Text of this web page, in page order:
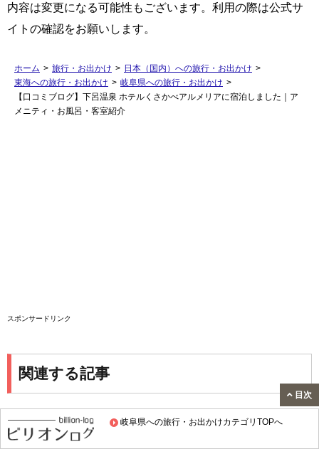
岐阜県への旅行・お出かけカテゴリTOPへ
内容は変更になる可能性もございます。利用の際は公式サ
イトの確認をお願いします。
ホーム > 旅行・お出かけ > 日本（国内）への旅行・お出かけ >
東海への旅行・お出かけ > 岐阜県への旅行・お出かけ >
【口コミブログ】下呂温泉 ホテルくさかべアルメリアに宿泊しました｜ア
メニティ・お風呂・客室紹介
スポンサードリンク
関連する記事
道の駅「ロック・ガーデン ひちそう」に
目次